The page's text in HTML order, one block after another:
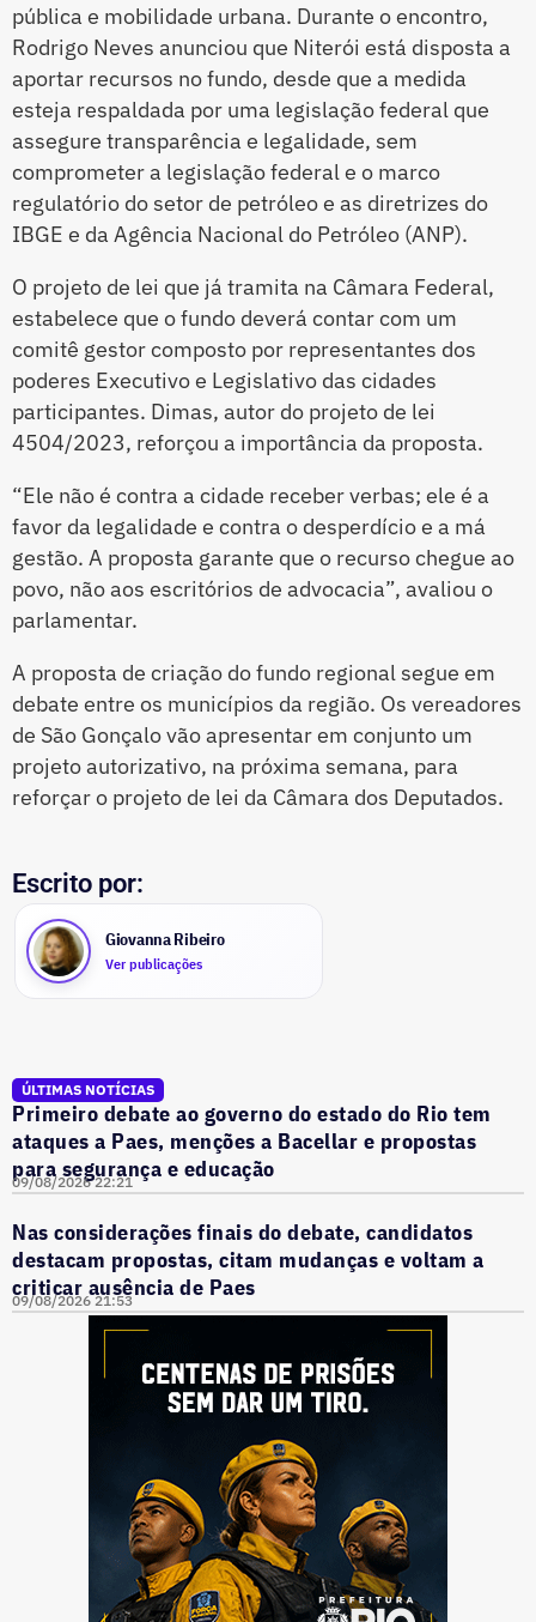
pública e mobilidade urbana. Durante o encontro,
Rodrigo Neves anunciou que Niterói está disposta a
aportar recursos no fundo, desde que a medida
esteja respaldada por uma legislação federal que
assegure transparência e legalidade, sem
comprometer a legislação federal e o marco
regulatório do setor de petróleo e as diretrizes do
IBGE e da Agência Nacional do Petróleo (ANP).
O projeto de lei que já tramita na Câmara Federal,
estabelece que o fundo deverá contar com um
comitê gestor composto por representantes dos
poderes Executivo e Legislativo das cidades
participantes. Dimas, autor do projeto de lei
4504/2023, reforçou a importância da proposta.
“Ele não é contra a cidade receber verbas; ele é a
favor da legalidade e contra o desperdício e a má
gestão. A proposta garante que o recurso chegue ao
povo, não aos escritórios de advocacia”, avaliou o
parlamentar.
A proposta de criação do fundo regional segue em
debate entre os municípios da região. Os vereadores
de São Gonçalo vão apresentar em conjunto um
projeto autorizativo, na próxima semana, para
reforçar o projeto de lei da Câmara dos Deputados.
Escrito por:
Giovanna Ribeiro
Ver publicações
ÚLTIMAS NOTÍCIAS
Primeiro debate ao governo do estado do Rio tem
ataques a Paes, menções a Bacellar e propostas
para segurança e educação
09/08/2026 22:21
Nas considerações finais do debate, candidatos
destacam propostas, citam mudanças e voltam a
criticar ausência de Paes
09/08/2026 21:53